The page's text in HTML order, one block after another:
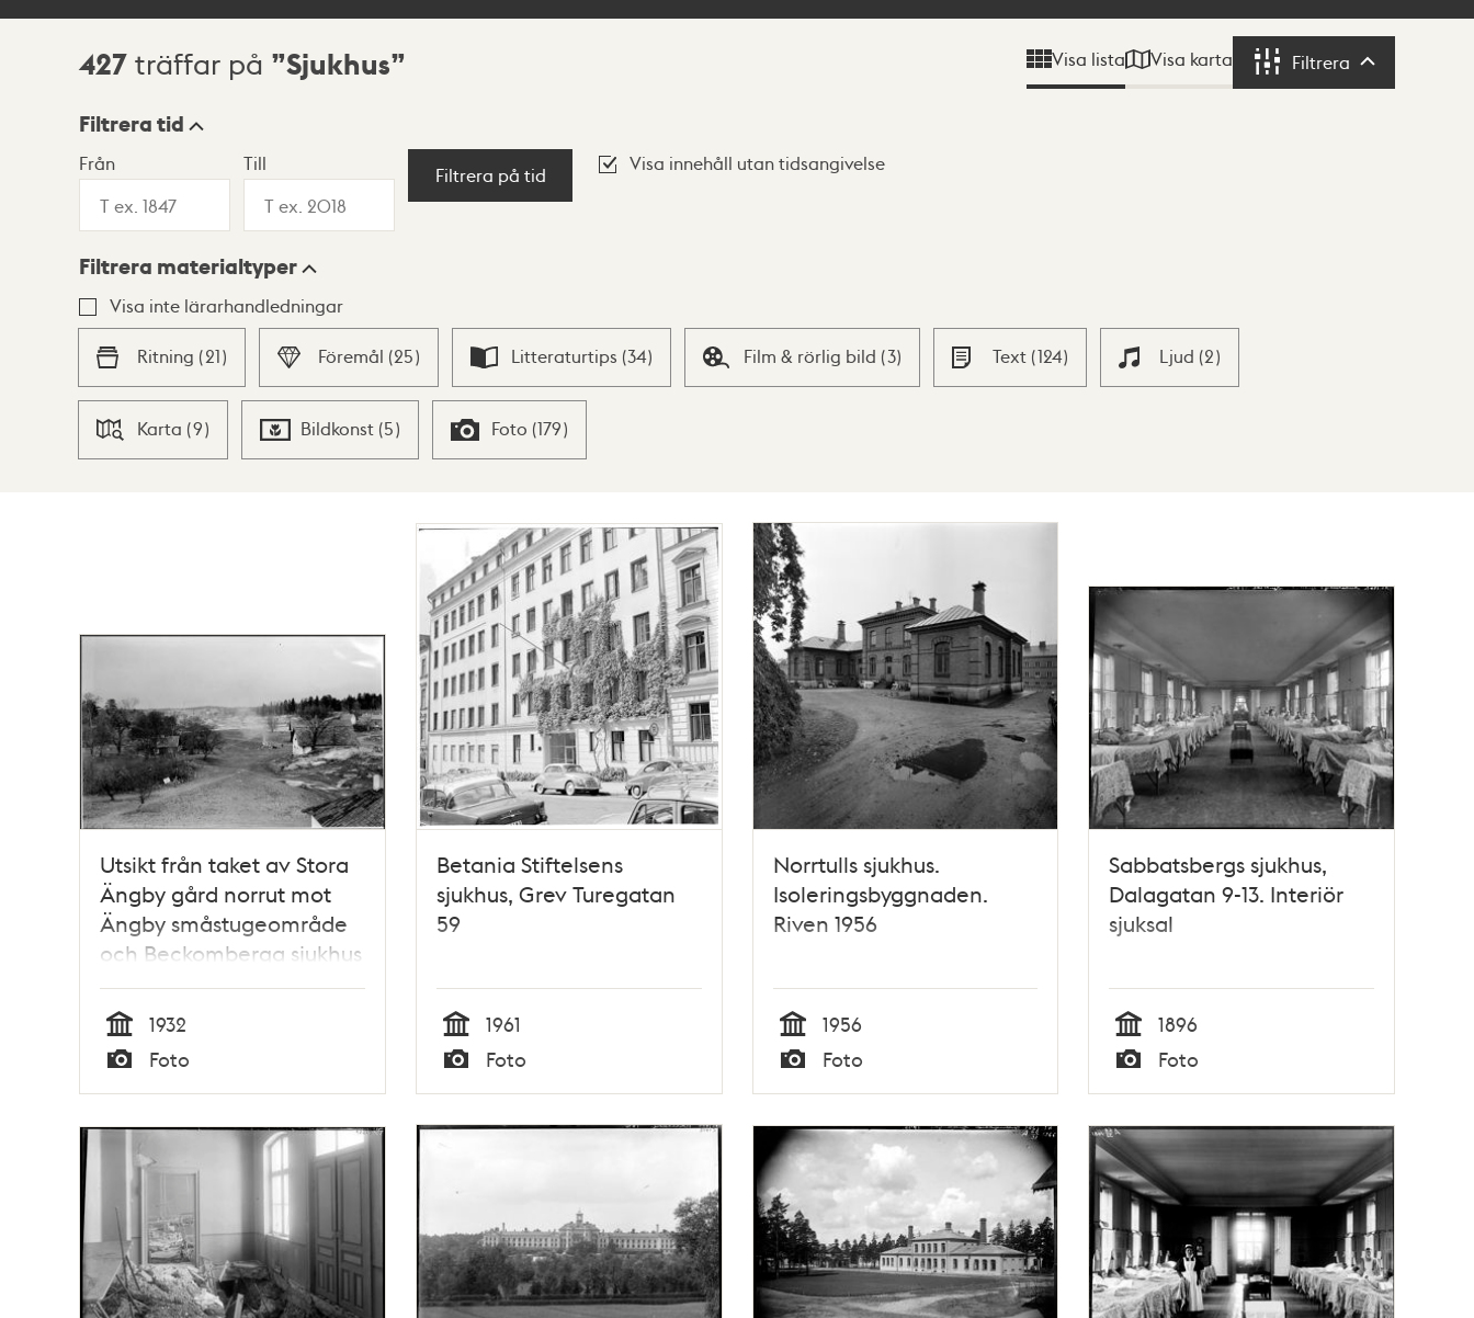
Sökresultat
427 träffar på Sjukhus Visa lista Visa karta Filtrera Filtrera
Visningsläge
Lista Karta
Filtrera tid
Från Till
Filtrera på tid
Visa innehåll utan tidsangivelse
Filtrera materialtyper
Visa inte lärarhandledningar
Ritning (21) Föremål (25) Litteraturtips (34) Film & rörlig bild (3) Text (124) Ljud (2)
Karta (9) Bildkonst (5) Foto (179)
Utsikt från taket av Stora
Ängby gård norrut mot
Ängby småstugeområde
och Beckomberga sjukhus
Tid
1932
Typ
Foto
Betania Stiftelsens
sjukhus, Grev Turegatan
59
Tid
1961
Typ
Foto
Norrtulls sjukhus.
Isoleringsbyggnaden.
Riven 1956
Tid
1956
Typ
Foto
Sabbatsbergs sjukhus,
Dalagatan 9-13. Interiör
sjuksal
Tid
1896
Typ
Foto